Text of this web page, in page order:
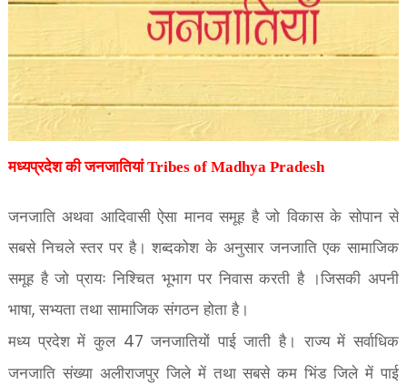
मध्यप्रदेश की जनजातियांTribes of Madhya Pradesh
जनजाति अथवा आदिवासी ऐसा मानव समूह है जो विकास के सोपान से
सबसे निचले स्तर पर है। शब्दकोश के अनुसार जनजाति एक सामाजिक
समूह है जो प्रायः निश्चित भूभाग पर निवास करती है ।जिसकी अपनी
भाषा, सभ्यता तथा सामाजिक संगठन होता है।
मध्य प्रदेश में कुल 47 जनजातियों पाई जाती है। राज्य में सर्वाधिक
जनजाति संख्या अलीराजपुर जिले में तथा सबसे कम भिंड जिले में पाई